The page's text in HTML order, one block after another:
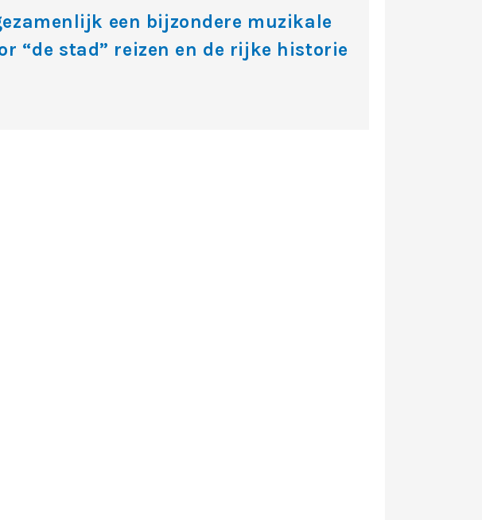
een bijzondere muzikale
“de stad” reizen en de rijke historie